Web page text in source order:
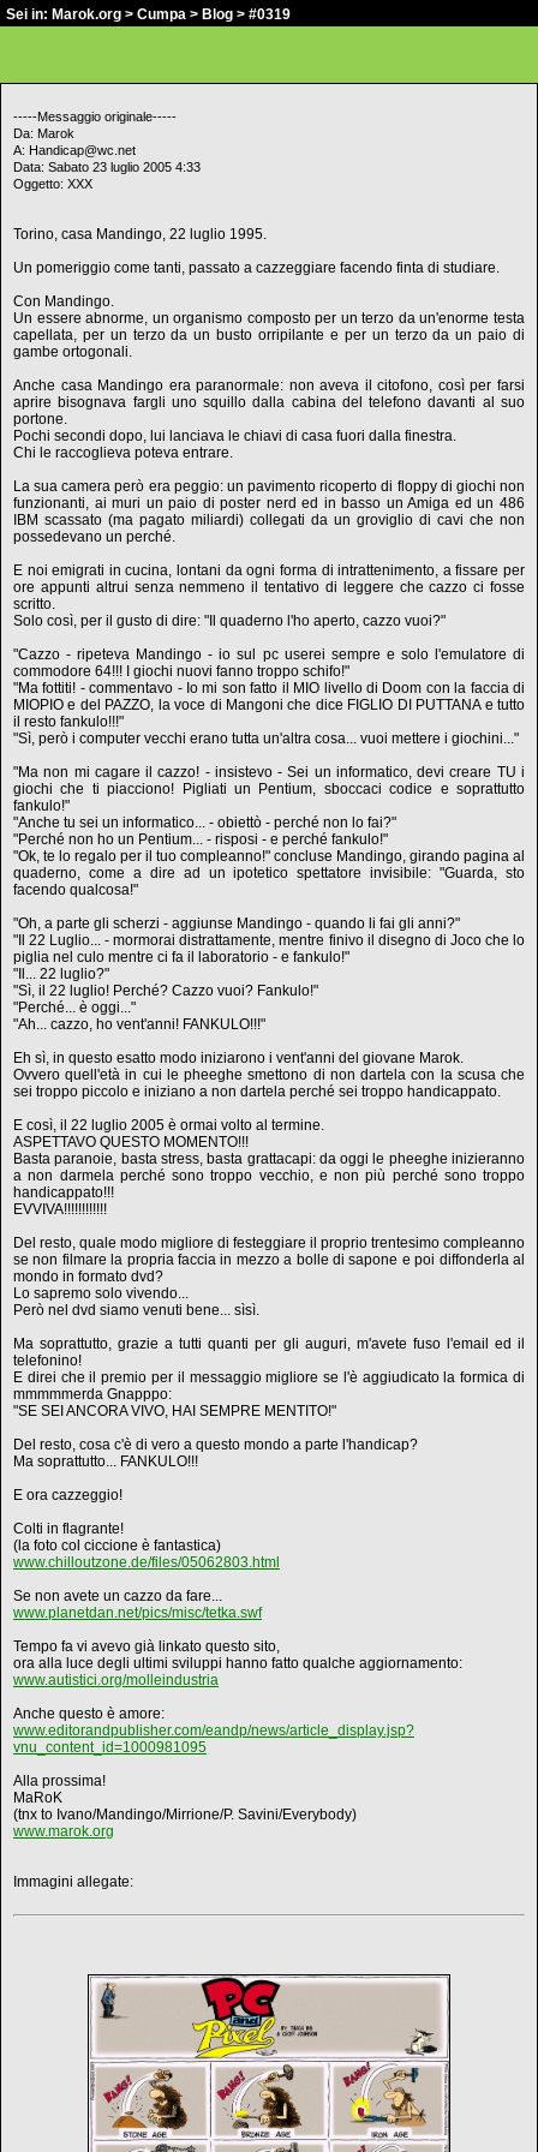
Sei in: Marok.org > Cumpa > Blog > #0319
-----Messaggio originale-----
Da: Marok
A: Handicap@wc.net
Data: Sabato 23 luglio 2005 4:33
Oggetto: XXX
Torino, casa Mandingo, 22 luglio 1995.
Un pomeriggio come tanti, passato a cazzeggiare facendo finta di studiare.
Con Mandingo.
Un essere abnorme, un organismo composto per un terzo da un'enorme testa
capellata, per un terzo da un busto orripilante e per un terzo da un paio di
gambe ortogonali.
Anche casa Mandingo era paranormale: non aveva il citofono, così per farsi
aprire bisognava fargli uno squillo dalla cabina del telefono davanti al suo
portone.
Pochi secondi dopo, lui lanciava le chiavi di casa fuori dalla finestra.
Chi le raccoglieva poteva entrare.
La sua camera però era peggio: un pavimento ricoperto di floppy di giochi non
funzionanti, ai muri un paio di poster nerd ed in basso un Amiga ed un 486
IBM scassato (ma pagato miliardi) collegati da un groviglio di cavi che non
possedevano un perché.
E noi emigrati in cucina, lontani da ogni forma di intrattenimento, a fissare per
ore appunti altrui senza nemmeno il tentativo di leggere che cazzo ci fosse
scritto.
Solo così, per il gusto di dire: "Il quaderno l'ho aperto, cazzo vuoi?"
"Cazzo - ripeteva Mandingo - io sul pc userei sempre e solo l'emulatore di
commodore 64!!! I giochi nuovi fanno troppo schifo!"
"Ma fottiti! - commentavo - Io mi son fatto il MIO livello di Doom con la faccia di
MIOPIO e del PAZZO, la voce di Mangoni che dice FIGLIO DI PUTTANA e tutto
il resto fankulo!!!"
"Sì, però i computer vecchi erano tutta un'altra cosa... vuoi mettere i giochini..."
"Ma non mi cagare il cazzo! - insistevo - Sei un informatico, devi creare TU i
giochi che ti piacciono! Pigliati un Pentium, sboccaci codice e soprattutto
fankulo!"
"Anche tu sei un informatico... - obiettò - perché non lo fai?"
"Perché non ho un Pentium... - risposi - e perché fankulo!"
"Ok, te lo regalo per il tuo compleanno!" concluse Mandingo, girando pagina al
quaderno, come a dire ad un ipotetico spettatore invisibile: "Guarda, sto
facendo qualcosa!"
"Oh, a parte gli scherzi - aggiunse Mandingo - quando li fai gli anni?"
"Il 22 Luglio... - mormorai distrattamente, mentre finivo il disegno di Joco che lo
piglia nel culo mentre ci fa il laboratorio - e fankulo!"
"Il... 22 luglio?"
"Sì, il 22 luglio! Perché? Cazzo vuoi? Fankulo!"
"Perché... è oggi..."
"Ah... cazzo, ho vent'anni! FANKULO!!!"
Eh sì, in questo esatto modo iniziarono i vent'anni del giovane Marok.
Ovvero quell'età in cui le pheeghe smettono di non dartela con la scusa che
sei troppo piccolo e iniziano a non dartela perché sei troppo handicappato.
E così, il 22 luglio 2005 è ormai volto al termine.
ASPETTAVO QUESTO MOMENTO!!!
Basta paranoie, basta stress, basta grattacapi: da oggi le pheeghe inizieranno
a non darmela perché sono troppo vecchio, e non più perché sono troppo
handicappato!!!
EVVIVA!!!!!!!!!!!!
Del resto, quale modo migliore di festeggiare il proprio trentesimo compleanno
se non filmare la propria faccia in mezzo a bolle di sapone e poi diffonderla al
mondo in formato dvd?
Lo sapremo solo vivendo...
Però nel dvd siamo venuti bene... sìsì.
Ma soprattutto, grazie a tutti quanti per gli auguri, m'avete fuso l'email ed il
telefonino!
E direi che il premio per il messaggio migliore se l'è aggiudicato la formica di
mmmmmerda Gnapppo:
"SE SEI ANCORA VIVO, HAI SEMPRE MENTITO!"
Del resto, cosa c'è di vero a questo mondo a parte l'handicap?
Ma soprattutto... FANKULO!!!
E ora cazzeggio!
Colti in flagrante!
(la foto col ciccione è fantastica)
www.chilloutzone.de/files/05062803.html
Se non avete un cazzo da fare...
www.planetdan.net/pics/misc/tetka.swf
Tempo fa vi avevo già linkato questo sito,
ora alla luce degli ultimi sviluppi hanno fatto qualche aggiornamento:
www.autistici.org/molleindustria
Anche questo è amore:
www.editorandpublisher.com/eandp/news/article_display.jsp?
vnu_content_id=1000981095
Alla prossima!
MaRoK
(tnx to Ivano/Mandingo/Mirrione/P. Savini/Everybody)
www.marok.org
Immagini allegate: